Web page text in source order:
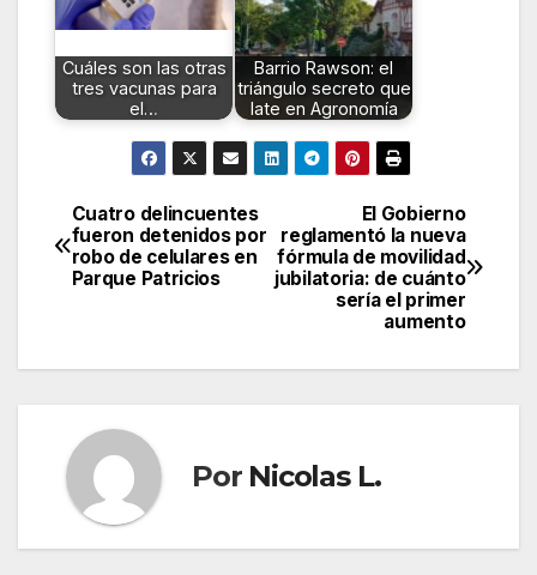
Cuáles son las otras
tres vacunas para
el…
Barrio Rawson: el
triángulo secreto que
late en Agronomía
Navegación
de
El Gobierno
reglamentó la nueva
fórmula de movilidad
jubilatoria: de cuánto
sería el primer
aumento
Cuatro delincuentes
fueron detenidos por
robo de celulares en
Parque Patricios
Por Nicolas L.